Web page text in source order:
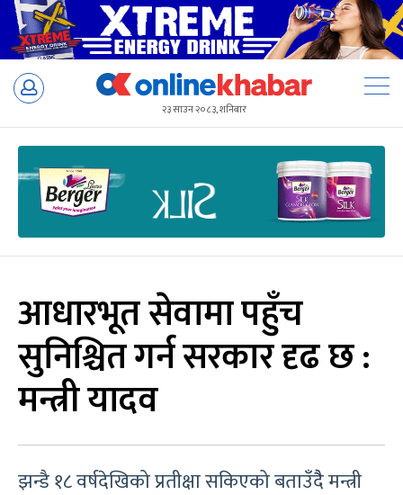
Skip
२३ साउन २०८३, शनिबार
आधारभूत सेवामा पहुँच
सुनिश्चित गर्न सरकार दृढ छ :
मन्त्री यादव
झन्डै १८ वर्षदेखिको प्रतीक्षा सकिएको बताउँदैै मन्त्री